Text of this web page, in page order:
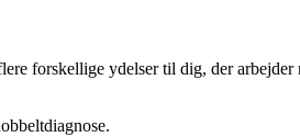
forskellige ydelser til dig, der arbejder